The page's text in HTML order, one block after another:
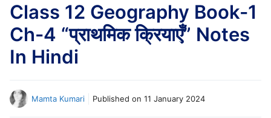
Class 12 Geography Book-1
Ch-4 “प्राथमिक क्रियाएँ” Notes
In Hindi
Mamta Kumari Published on 11 January 2024